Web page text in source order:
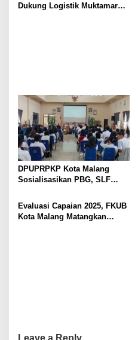
Dukung Logistik Muktamar
DPUPRPKP Kota Malang
Sosialisasikan PBG, SLF
SPPG
Evaluasi Capaian 2025, FKUB
Kota Malang Matangkan
Leave a Reply